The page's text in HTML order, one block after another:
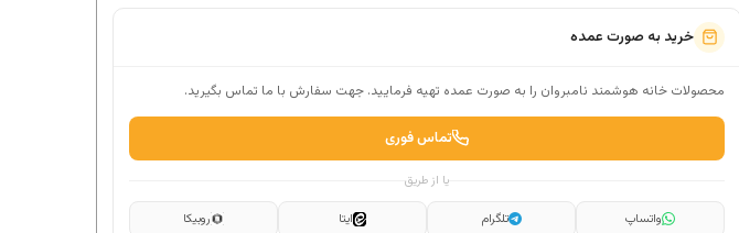
خرید به صورت عمده
محصولات خانه هوشمند نامبروان را به صورت عمده تهیه فرمایید. جهت سفارش با ما تماس بگیرید.
تماس فوری
یا از طریق
واتساپ تلگرام ایتا روبیکا